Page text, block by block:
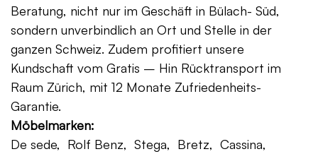
Beratung, nicht nur im Geschäft in Bülach- Süd,
sondern unverbindlich an Ort und Stelle in der
ganzen Schweiz. Zudem profitiert unsere
Kundschaft vom Gratis – Hin Rücktransport im
Raum Zürich, mit 12 Monate Zufriedenheits-
Garantie.
Möbelmarken:
De sede, Rolf Benz, Stega, Bretz, Cassina,